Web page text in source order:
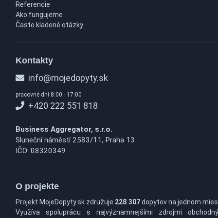
Referencie
Ako fungujeme
Často kladené otázky
Kontakty
info@mojedopyty.sk
pracovné dni 8:00 - 17:00
+420 222 551 818
Business Aggregator, s.r.o.
Sluneční náměstí 2583/11, Praha 13
IČO: 08320349
O projekte
Projekt MojeDopyty.sk združuje 228 307dopytov na jednom
Využíva spoluprácu s najvýznamnejšími zdrojmi